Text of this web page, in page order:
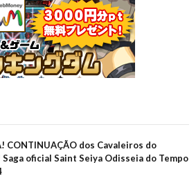
CONTINUAÇÃO dos Cavaleiros do
oficial Saint Seiya Odisseia do Tempo